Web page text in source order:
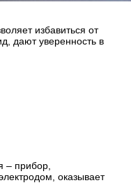
избавиться от
дают уверенность в
– прибор,
оказывает